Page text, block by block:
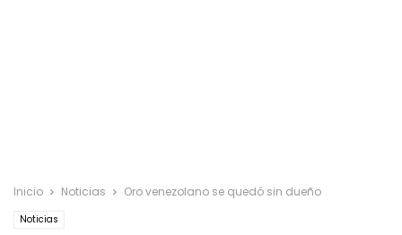
Inicio Noticias Oro venezolano se quedó sin dueño
Noticias